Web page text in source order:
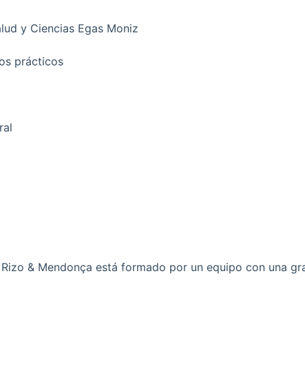
y Ciencias Egas Moniz
prácticos
& Mendonça está formado por un equipo con una